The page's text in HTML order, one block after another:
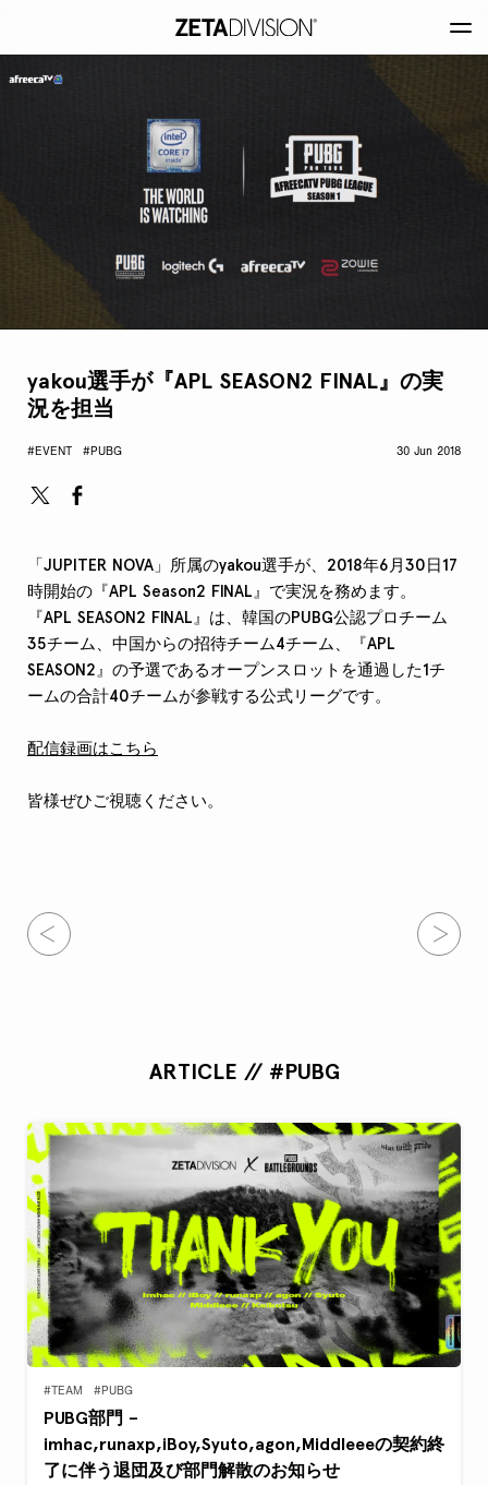
yakou選手が『APL SEASON2 FINAL』の実
況を担当
#EVENT #PUBG 30 Jun 2018
「JUPITER NOVA」所属のyakou選手が、2018年6月30日17
時開始の『APL Season2 FINAL』で実況を務めます。
『APL SEASON2 FINAL』は、韓国のPUBG公認プロチーム
35チーム、中国からの招待チーム4チーム、『APL
SEASON2』の予選であるオープンスロットを通過した1チ
ームの合計40チームが参戦する公式リーグです。
配信録画はこちら
皆様ぜひご視聴ください。
ARTICLE // #PUBG
#TEAM #PUBG
PUBG部門 –
imhac,runaxp,iBoy,Syuto,agon,Middleeeの契約終
了に伴う退団及び部門解散のお知らせ